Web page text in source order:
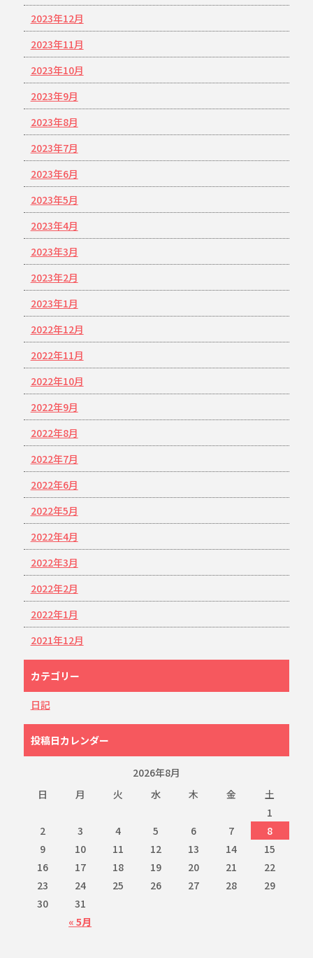
2023年12月
2023年11月
2023年10月
2023年9月
2023年8月
2023年7月
2023年6月
2023年5月
2023年4月
2023年3月
2023年2月
2023年1月
2022年12月
2022年11月
2022年10月
2022年9月
2022年8月
2022年7月
2022年6月
2022年5月
2022年4月
2022年3月
2022年2月
2022年1月
2021年12月
カテゴリー
日記
投稿日カレンダー
2026年8月
日
月 火 水 木 金 土
« 5月
1
2
3 4 5 6 7
8
9
10 11 12 13 14
15
16
17 18 19 20 21
22
23
24 25 26 27 28
29
30
31